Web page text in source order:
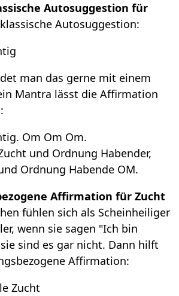
Autosuggestion für
Autosuggestion:
man das gerne mit einem
Mantra lässt die Affirmation
Om Om Om.
und Ordnung Habender,
Ordnung Habende OM.
Affirmation für Zucht
fühlen sich als Scheinheiliger
wenn sie sagen "Ich bin
sind es gar nicht. Dann hilft
Affirmation:
Zucht